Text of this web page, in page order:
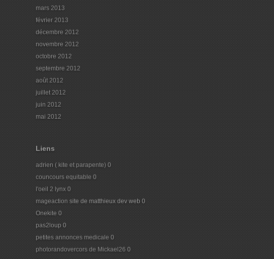
mars 2013
février 2013
décembre 2012
novembre 2012
octobre 2012
septembre 2012
août 2012
juillet 2012
juin 2012
mai 2012
Liens
adrien ( kite et parapente) 0
councours equitable 0
l'oeil 2 lynx 0
mageaction site de matthieux dev web 0
Onekite 0
pas2loup 0
petites annonces medicale 0
photorandovercors de Mickael26 0